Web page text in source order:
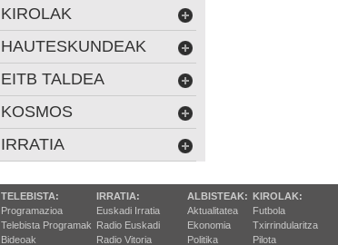
KIROLAK
HAUTESKUNDEAK
EITB TALDEA
KOSMOS
IRRATIA
TELEBISTA:
Programazioa
Telebista Programak
Bideoak
IRRATIA:
Euskadi Irratia
Radio Euskadi
Radio Vitoria
ALBISTEAK:
Aktualitatea
Ekonomia
Politika
KIROLAK:
Futbola
Txirrindularitza
Pilota